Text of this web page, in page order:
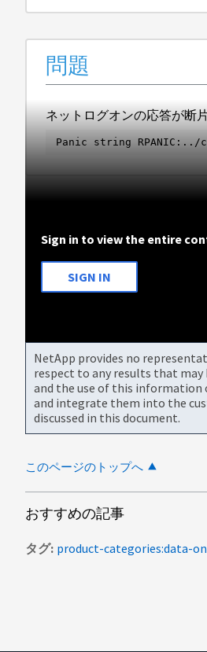
問題
ネットログオンの応答が断
Panic string RPANIC:../
Sign in to view the entire
SIGN IN
NetApp provides no
respect to any results that
and the use of this information
and integrate them into the
discussed in this document.
このページのトップへ
おすすめの記事
タグ product-categories:data-